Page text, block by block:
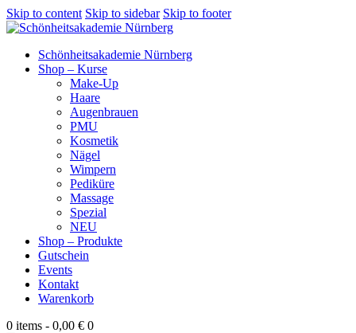
Skip to content Skip to sidebar Skip to footer
Schönheitsakademie Nürnberg
Shop – Kurse
Make-Up
Haare
Augenbrauen
PMU
Kosmetik
Nägel
Wimpern
Pediküre
Massage
Spezial
NEU
Shop – Produkte
Gutschein
Events
Kontakt
Warenkorb
0 items - 0,00 € 0